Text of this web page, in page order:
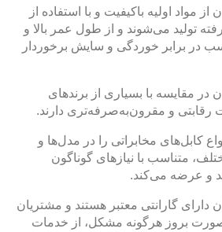
از مواد اولیه باکیفیت و با استفاده از
تولید می‌شوند و از طول عمر بالا و
در برابر خوردگی و سایش برخوردار
در مقایسه با بسیاری از برندهای
رقابتی و مقرون‌به‌صرفه‌تری دارند.
کابل‌های مخابراتی را در مدل‌ها و
متناسب با نیازهای گوناگون
و عرضه می‌کند.
دارای گارانتی معتبر هستند و مشتریان
صورت بروز هرگونه مشکل، از خدمات